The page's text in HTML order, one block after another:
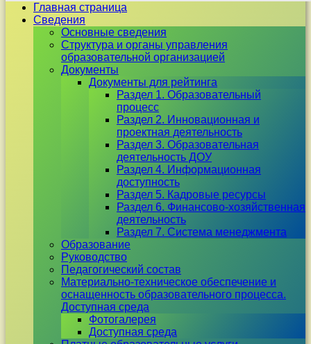
Главная страница
Сведения
Основные сведения
Структура и органы управления
образовательной организацией
Документы
Документы для рейтинга
Раздел 1. Образовательный
процесс
Раздел 2. Инновационная и
проектная деятельность
Раздел 3. Образовательная
деятельность ДОУ
Раздел 4. Информационная
доступность
Раздел 5. Кадровые ресурсы
Раздел 6. Финансово-хозяйственная
деятельность
Раздел 7. Система менеджмента
Образование
Руководство
Педагогический состав
Материально-техническое обеспечение и
оснащенность образовательного процесса.
Доступная среда
Фотогалерея
Доступная среда